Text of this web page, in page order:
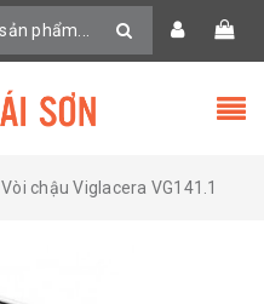
Vòi chậu Viglacera VG141.1